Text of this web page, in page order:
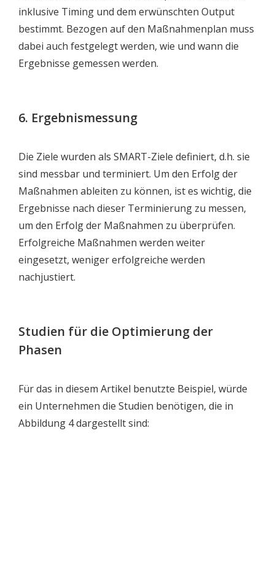
inklusive Timing und dem erwünschten Output
bestimmt. Bezogen auf den Maßnahmenplan muss
dabei auch festgelegt werden, wie und wann die
Ergebnisse gemessen werden.
6. Ergebnismessung
Die Ziele wurden als SMART-Ziele definiert, d.h. sie
sind messbar und terminiert. Um den Erfolg der
Maßnahmen ableiten zu können, ist es wichtig, die
Ergebnisse nach dieser Terminierung zu messen,
um den Erfolg der Maßnahmen zu überprüfen.
Erfolgreiche Maßnahmen werden weiter
eingesetzt, weniger erfolgreiche werden
nachjustiert.
Studien für die Optimierung der
Phasen
Für das in diesem Artikel benutzte Beispiel, würde
ein Unternehmen die Studien benötigen, die in
Abbildung 4 dargestellt sind: